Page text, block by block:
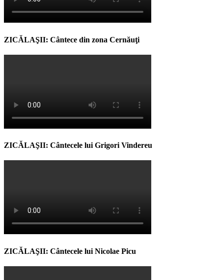
ZICĂLAŞII: Cântece din zona Cernăuţi
ZICĂLAŞII: Cântecele lui Grigori Vindereu
ZICĂLAŞII: Cântecele lui Nicolae Picu